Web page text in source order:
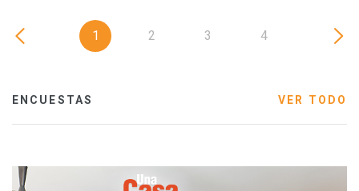
1 2 3 4
ENCUESTAS VER TODO